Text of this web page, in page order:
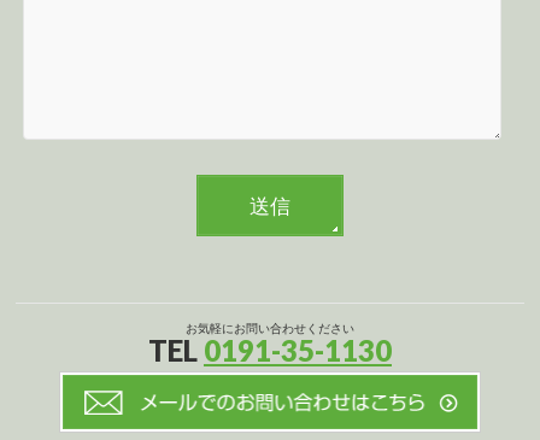
お気軽にお問い合わせください
TEL 0191-35-1130